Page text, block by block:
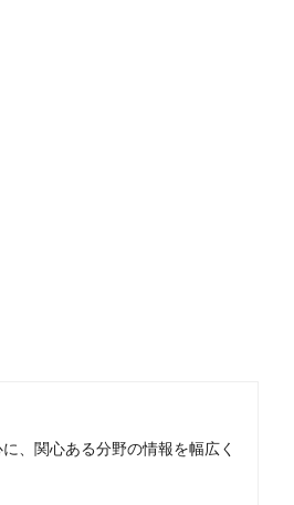
、関心ある分野の情報を幅広く